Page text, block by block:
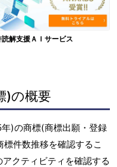
読解支援ＡＩサービス
)の概要
)の商標(商標出願・登録
件数推移を確認するこ
クティビティを確認する